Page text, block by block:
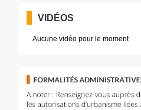
VIDÉOS
Aucune vidéo pour le moment